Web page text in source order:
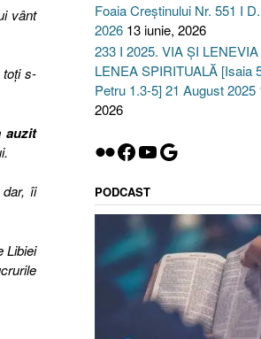
vânt
s-
auzit
îi
Libiei
Foaia Creștinului Nr. 551 I
2026 13 iunie, 2026
233 I 2025. VIA ȘI
LENEA SPIRITUALĂ [Isaia
Petru 1.3-5] 21 August 2025
2026
Flickr
Facebook
YouTube
Google
PODCAST